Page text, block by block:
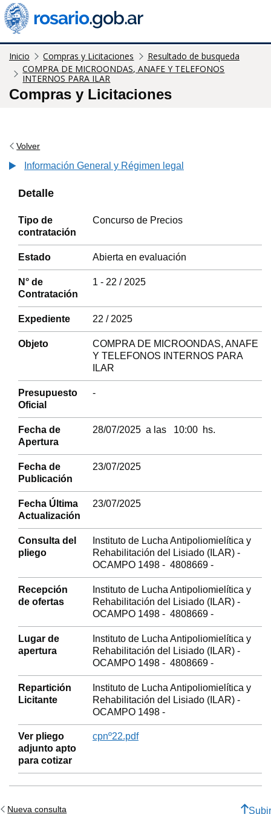
Inicio Compras y Licitaciones
Resultado de busqueda
COMPRA DE MICROONDAS, ANAFE Y TELEFONOS
INTERNOS PARA ILAR
Compras y Licitaciones
Volver
Información General y Régimen legal
Detalle
Tipo de
contratación
Concurso de Precios
Estado Abierta en evaluación
N° de
Contratación
1 - 22 / 2025
Expediente 22 / 2025
Objeto
COMPRA DE MICROONDAS, ANAFE
Y TELEFONOS INTERNOS PARA
ILAR
Presupuesto
Oficial
-
Fecha de
Apertura
28/07/2025 a las 10:00 hs.
Fecha de
Publicación
23/07/2025
Fecha Última
Actualización
23/07/2025
Consulta del
pliego
Instituto de Lucha Antipoliomielítica y
Rehabilitación del Lisiado (ILAR) -
OCAMPO 1498 - 4808669 -
Recepción
de ofertas
Instituto de Lucha Antipoliomielítica y
Rehabilitación del Lisiado (ILAR) -
OCAMPO 1498 - 4808669 -
Lugar de
apertura
Instituto de Lucha Antipoliomielítica y
Rehabilitación del Lisiado (ILAR) -
OCAMPO 1498 - 4808669 -
Repartición
Licitante
Instituto de Lucha Antipoliomielítica y
Rehabilitación del Lisiado (ILAR) -
OCAMPO 1498 -
Ver pliego
adjunto apto
para cotizar
cpnº22.pdf
Nueva consulta Subir